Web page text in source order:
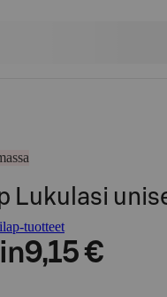
Lukulasi
tuotteet
9,15 €